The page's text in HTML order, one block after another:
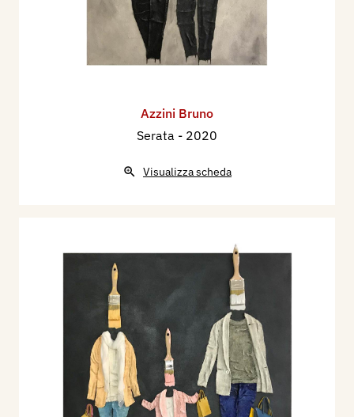
Azzini Bruno
Serata - 2020
Visualizza scheda